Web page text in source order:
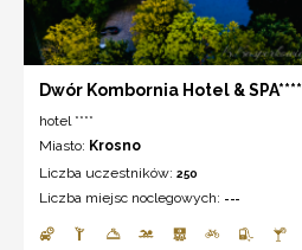
Dwór Kombornia Hotel & SPA****
hotel ****
Miasto: Krosno
Liczba uczestników: 250
Liczba miejsc noclegowych: ---